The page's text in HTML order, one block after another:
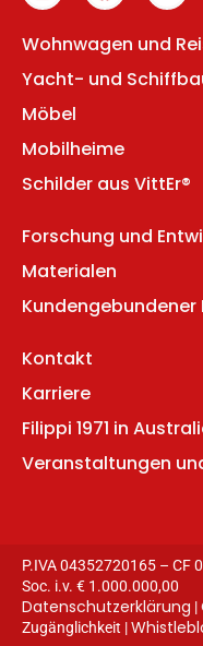
Wohnwagen und
Yacht- und
Möbel
Mobilheime
Schilder aus VittEr®
Forschung und
Materialen
Kundengebundener
Kontakt
Karriere
Filippi 1971 in
Veranstaltungen
P.IVA 04352720165 – CF
Soc. i.v. € 1.000.000,00
Datenschutzerklärung |
Zugänglichkeit |